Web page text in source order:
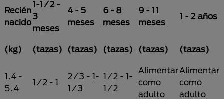
Recién
nacido
1-1/2 -
3
meses
4 - 5
meses
6 - 8
meses
9 - 11
meses
1 - 2 años
(kg) (tazas) (tazas) (tazas) (tazas) (tazas)
1.4 -
5.4
1/2 - 1
2/3 - 1-
1/3
1/2 - 1-
1/2
Alimentar
como
adulto
Alimentar
como
adulto